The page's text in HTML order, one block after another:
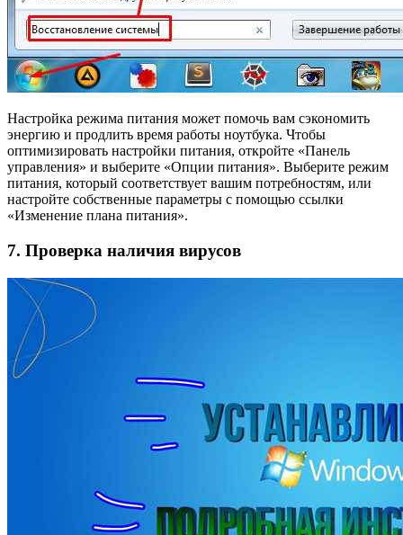
Настройка режима питания может помочь вам сэкономить
энергию и продлить время работы ноутбука. Чтобы
оптимизировать настройки питания, откройте «Панель
управления» и выберите «Опции питания». Выберите режим
питания, который соответствует вашим потребностям, или
настройте собственные параметры с помощью ссылки
«Изменение плана питания».
7. Проверка наличия вирусов